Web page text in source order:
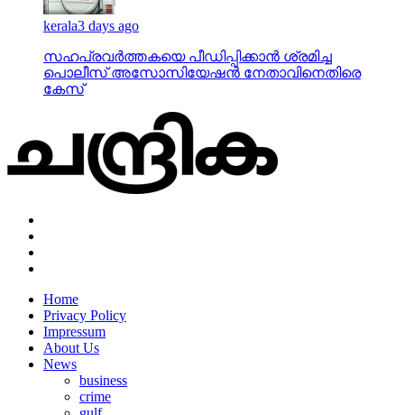
kerala3 days ago
സഹപ്രവര്‍ത്തകയെ പീഡിപ്പിക്കാന്‍ ശ്രമിച്ച
പൊലീസ് അസോസിയേഷന്‍ നേതാവിനെതിരെ
കേസ്
Home
Privacy Policy
Impressum
About Us
News
business
crime